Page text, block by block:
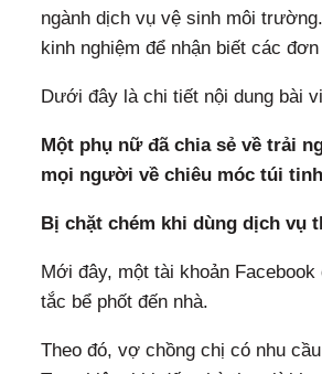
ngành dịch vụ vệ sinh môi
kinh nghiệm để nhận biết các
Dưới đây là chi tiết nội dung bài
Một phụ nữ đã chia sẻ về trải
mọi người về chiêu móc túi
Bị chặt chém khi dùng dịch vụ
Mới đây, một tài khoản
tắc bể phốt đến nhà.
Theo đó, vợ chồng chị có nhu